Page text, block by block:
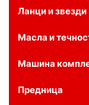
Ланци и звезди
Масла и
Машина
Предница